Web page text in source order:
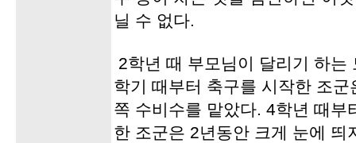
닐 수 없다.
2학년 때 부모님이 달리기 하
학기 때부터 축구를 시작한 조
쪽 수비수를 맡았다. 4학년 때부
한 조군은 2년동안 크게 눈에